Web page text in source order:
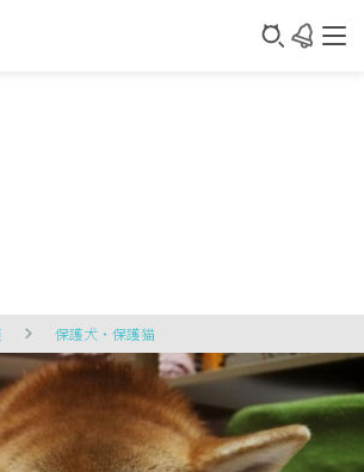
保護犬・保護猫